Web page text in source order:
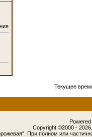
Текущее
Copyright ©2000 -
При полном или